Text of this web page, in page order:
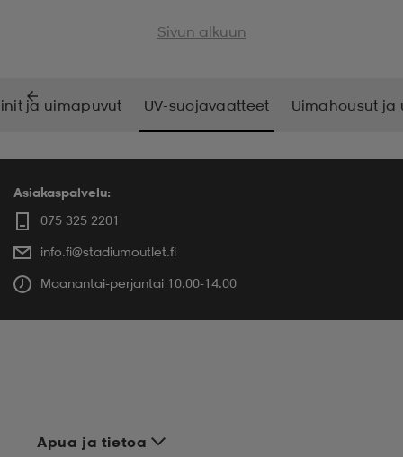
Sivun alkuun
ja uimapuvut UV-suojavaatteet Uimahousut ja
Asiakaspalvelu:
075 325 2201
info.fi@stadiumoutlet.fi
Maanantai-perjantai 10.00-14.00
Apua ja tietoa